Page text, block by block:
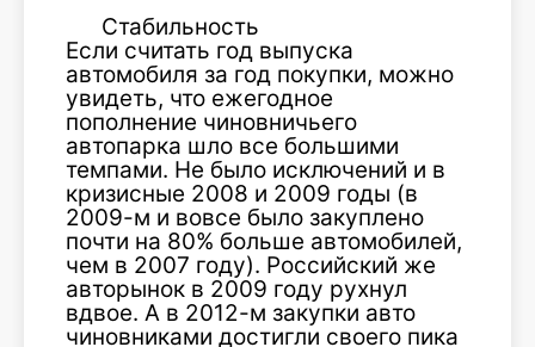
Стабильность
Если считать год выпуска
автомобиля за год покупки, можно
увидеть, что ежегодное
пополнение чиновничьего
автопарка шло все большими
темпами. Не было исключений и в
кризисные 2008 и 2009 годы (в
2009-м и вовсе было закуплено
почти на 80% больше автомобилей,
чем в 2007 году). Российский же
авторынок в 2009 году рухнул
вдвое. А в 2012-м закупки авто
чиновниками достигли своего пика